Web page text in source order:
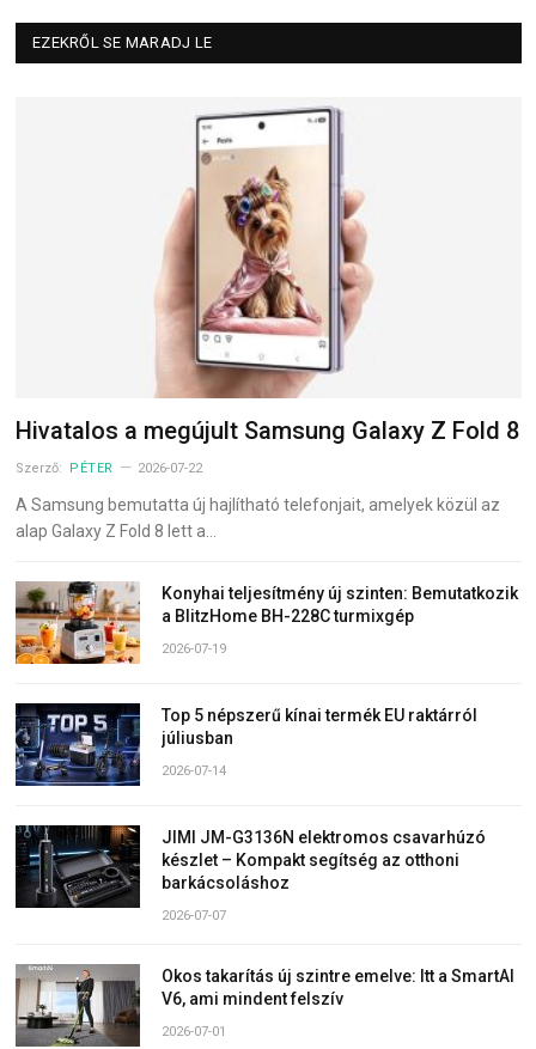
EZEKRŐL SE MARADJ LE
Hivatalos a megújult Samsung Galaxy Z Fold 8
Szerző: PÉTER 2026-07-22
A Samsung bemutatta új hajlítható telefonjait, amelyek közül az
alap Galaxy Z Fold 8 lett a…
Konyhai teljesítmény új szinten: Bemutatkozik
a BlitzHome BH-228C turmixgép
2026-07-19
Top 5 népszerű kínai termék EU raktárról
júliusban
2026-07-14
JIMI JM-G3136N elektromos csavarhúzó
készlet – Kompakt segítség az otthoni
barkácsoláshoz
2026-07-07
Okos takarítás új szintre emelve: Itt a SmartAI
V6, ami mindent felszív
2026-07-01